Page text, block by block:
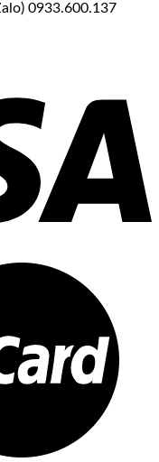
0933.600.137